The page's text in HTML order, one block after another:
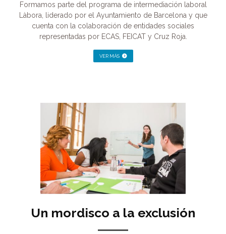
Formamos parte del programa de intermediación laboral
Làbora, liderado por el Ayuntamiento de Barcelona y que
cuenta con la colaboración de entidades sociales
representadas por ECAS, FEICAT y Cruz Roja.
VER MÁS
Un mordisco a la exclusión